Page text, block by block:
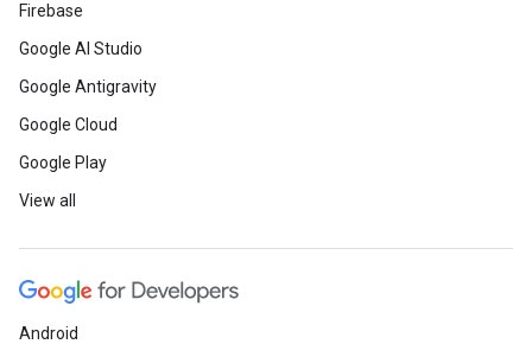
Firebase
Google AI Studio
Google Antigravity
Google Cloud
Google Play
View all
Android